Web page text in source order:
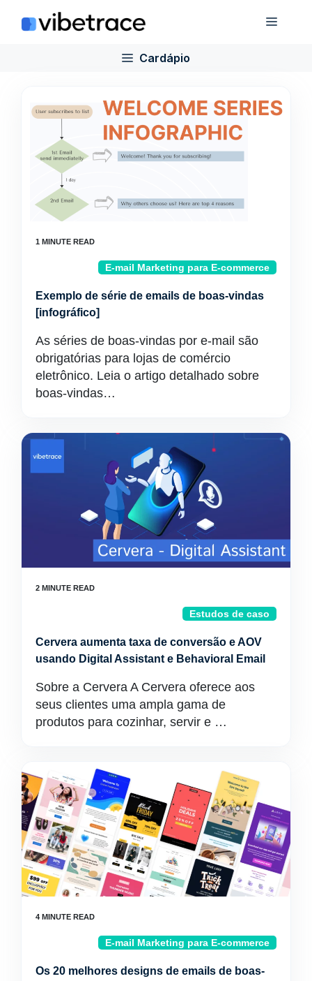
para
Cardápio
E-mail Marketing para E-commerce
Exemplo de série de emails de boas-vindas
[infográfico]
As séries de boas-vindas por e-mail são
obrigatórias para lojas de comércio
eletrônico. Leia o artigo detalhado sobre
boas-vindas…
Estudos de caso
Cervera aumenta taxa de conversão e AOV
usando Digital Assistant e Behavioral Email
Sobre a Cervera A Cervera oferece aos
seus clientes uma ampla gama de
produtos para cozinhar, servir e …
E-mail Marketing para E-commerce
Os 20 melhores designs de emails de boas-